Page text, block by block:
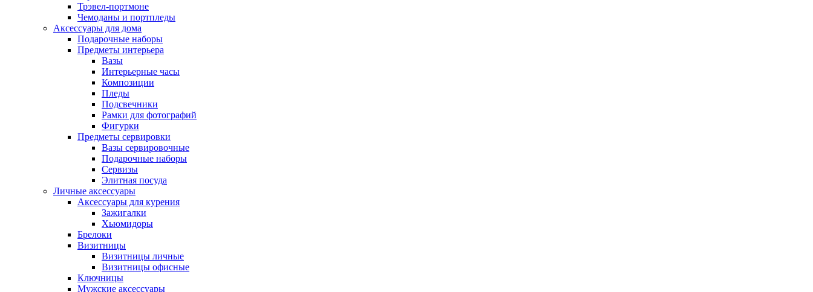
Трэвел-портмоне
Чемоданы и портпледы
Аксессуары для дома
Подарочные наборы
Предметы интерьера
Вазы
Интерьерные часы
Композиции
Пледы
Подсвечники
Рамки для фотографий
Фигурки
Предметы сервировки
Вазы сервировочные
Подарочные наборы
Сервизы
Элитная посуда
Личные аксессуары
Аксессуары для курения
Зажигалки
Хьюмидоры
Брелоки
Визитницы
Визитницы личные
Визитницы офисные
Ключницы
Мужские аксессуары